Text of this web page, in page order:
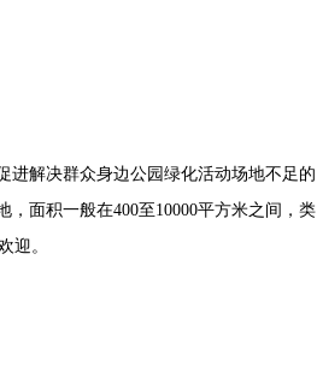
解决群众身边公园绿化活动场地不足的
面积一般在400至10000平方米之间，类
迎。